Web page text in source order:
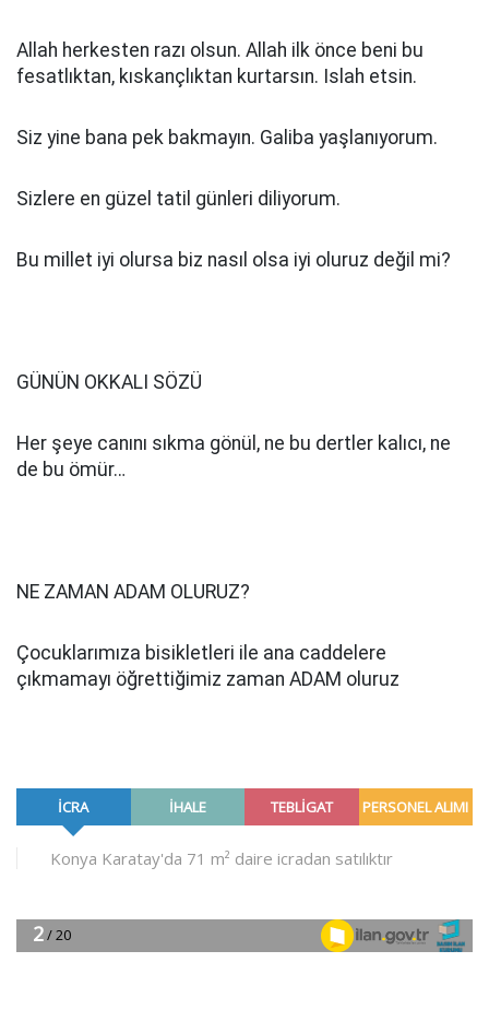
Allah herkesten razı olsun. Allah ilk önce beni bu
fesatlıktan, kıskançlıktan kurtarsın. Islah etsin.
Siz yine bana pek bakmayın. Galiba yaşlanıyorum.
Sizlere en güzel tatil günleri diliyorum.
Bu millet iyi olursa biz nasıl olsa iyi oluruz değil mi?
GÜNÜN OKKALI SÖZÜ
Her şeye canını sıkma gönül, ne bu dertler kalıcı, ne
de bu ömür…
NE ZAMAN ADAM OLURUZ?
Çocuklarımıza bisikletleri ile ana caddelere
çıkmamayı öğrettiğimiz zaman ADAM oluruz